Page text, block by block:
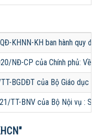
KHNN-KH ban hành quy
NĐ-CP của Chính phủ:
BGDĐT của Bộ Giáo dục
TT-BNV của Bộ Nội vụ :